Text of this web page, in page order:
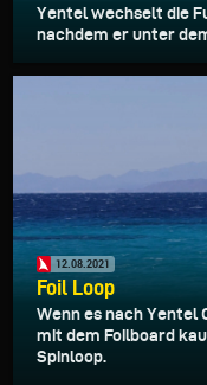
Yentel wechselt die
nachdem er unter
12.08.2021
Foil Loop
Wenn es nach Yentel
mit dem Foilboard
Spinloop.